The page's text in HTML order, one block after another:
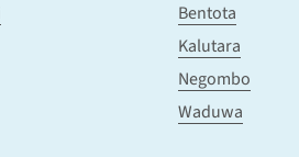
Bentota
Kalutara
Negombo
Waduwa